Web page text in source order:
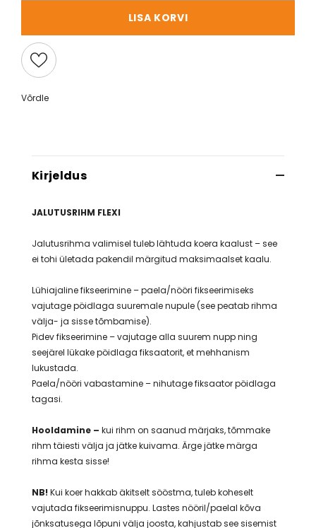
LISA KORVI
Võrdle
Kirjeldus
JALUTUSRIHM FLEXI
Jalutusrihma valimisel tuleb lähtuda koera kaalust – see
ei tohi ületada pakendil märgitud maksimaalset kaalu.
Lühiajaline fikseerimine – paela/nööri fikseerimiseks
vajutage pöidlaga suuremale nupule (see peatab rihma
välja- ja sisse tõmbamise).
Pidev fikseerimine – vajutage alla suurem nupp ning
seejärel lükake pöidlaga fiksaatorit, et mehhanism
lukustada.
Paela/nööri vabastamine – nihutage fiksaator pöidlaga
tagasi.
Hooldamine – kui rihm on saanud märjaks, tõmmake
rihm täiesti välja ja jätke kuivama. Ärge jätke märga
rihma kesta sisse!
NB! Kui koer hakkab äkitselt sööstma, tuleb koheselt
vajutada fikseerimisnuppu. Lastes nööril/paelal kõva
jõnksatusega lõpuni välja joosta, kahjustab see sisemist